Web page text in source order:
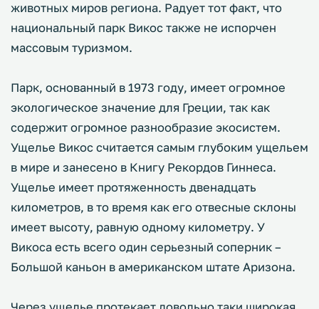
животных миров региона. Радует тот факт, что
национальный парк Викос также не испорчен
массовым туризмом.
Парк, основанный в 1973 году, имеет огромное
экологическое значение для Греции, так как
содержит огромное разнообразие экосистем.
Ущелье Викос считается самым глубоким ущельем
в мире и занесено в Книгу Рекордов Гиннеса.
Ущелье имеет протяженность двенадцать
километров, в то время как его отвесные склоны
имеет высоту, равную одному километру. У
Викоса есть всего один серьезный соперник –
Большой каньон в американском штате Аризона.